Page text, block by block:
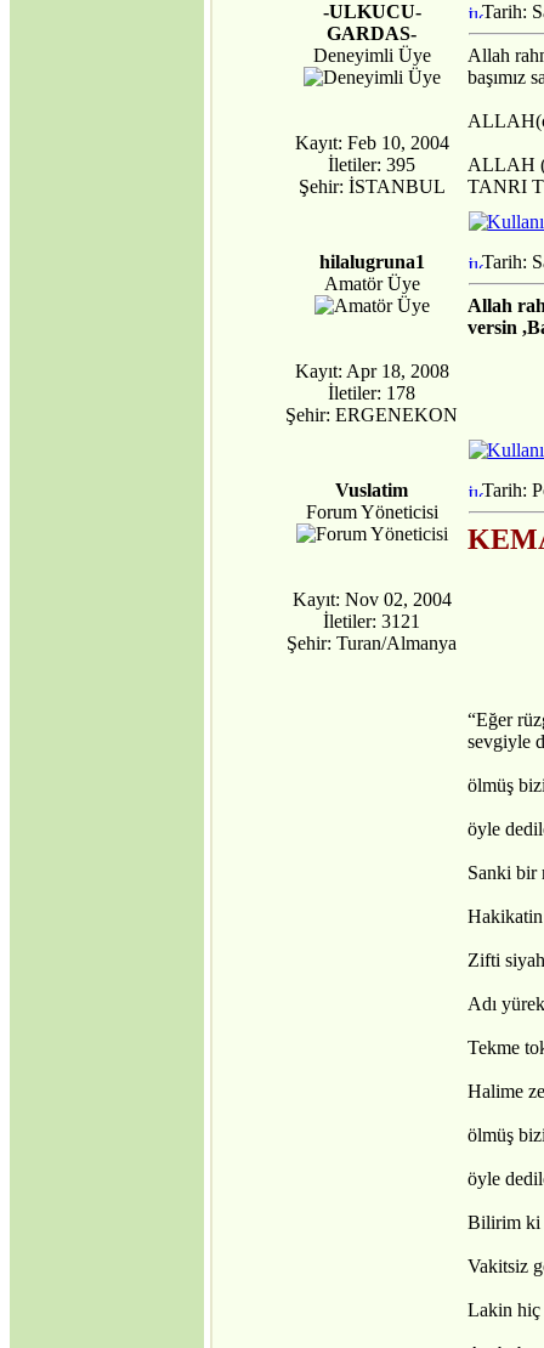
-ULKUCU-
GARDAS-
Deneyimli Üye
Kayıt: Feb 10, 2004
İletiler: 395
Şehir: İSTANBUL
Tarih:
Allah
başımız
ALLAH
TANRI
hilalugruna1
Amatör Üye
Kayıt: Apr 18, 2008
İletiler: 178
Şehir: ERGENEKON
Tarih:
Allah
versin
Vuslatim
Forum Yöneticisi
Kayıt: Nov 02, 2004
İletiler: 3121
Şehir: Turan/Almanya
Tarih:
“Eğer
sevgiyle
ölmüş
öyle
Sanki bir
Zifti
Adı
Tekme
Halime
ölmüş
öyle
Bilirim ki
Vakitsiz
Lakin hiç